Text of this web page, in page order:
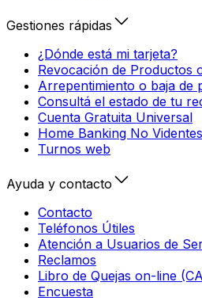
Gestiones rápidas
¿Dónde está mi tarjeta?
Revocación de Productos
Arrepentimiento o baja de
Consultá el estado de tu
Cuenta Gratuita Universal
Home Banking No Videntes
Turnos web
Ayuda y contacto
Contacto
Teléfonos Útiles
Atención a Usuarios de
Reclamos
Libro de Quejas on-line
Encuesta